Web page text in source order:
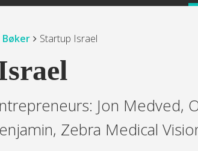
Bøker Startup Israel
Jon Medved,
Zebra Medical